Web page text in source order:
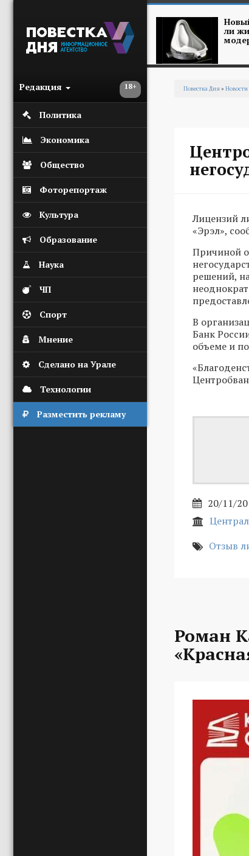
18+
Редакция
Политика
Экономика
Общество
Фоторепортаж
Культура
Образование
Наука
ЧП
Спорт
Мнение
Сделано на Урале
Технологии
Разместить рекламу
ли
Повестка Дня» Новости
Лицензий
«Эрэл»,
Причиной
решений,
В
Банк
объеме и
20/11/
Отзыв
Роман